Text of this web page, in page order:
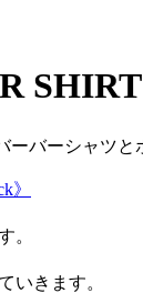
バーシャツと
》
。
いきます。